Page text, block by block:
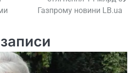
Газпрому новини LB.ua